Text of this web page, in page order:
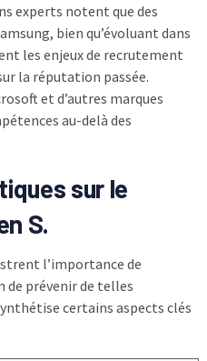
experts notent que des
bien qu’évoluant dans
les enjeux de recrutement
la réputation passée.
et d’autres marques
au-delà des
sur le
S.
l’importance de
prévenir de telles
certains aspects clés